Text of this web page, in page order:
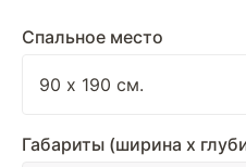
Спальное место
Габариты (ширина х